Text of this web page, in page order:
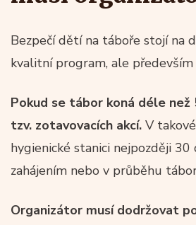
Bezpečí dětí na táboře stojí na
kvalitní program, ale
Pokud se tábor koná déle než
tzv. zotavovacích akcí. V
hygienické stanici nejpozději
zahájením nebo v průběhu
Organizátor musí dodržovat